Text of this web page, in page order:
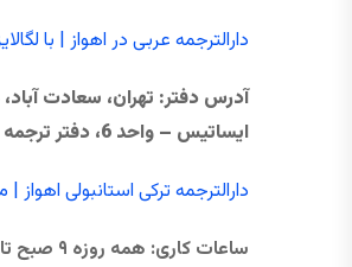
دارالترجمه عربی در اهواز | با
آدرس دفتر
ایساتیس – واحد 6، دفتر ترجمه 1386 (آلپ). كدپستي 1998613858
دارالترجمه ترکی استانبولی اهواز
ساعات کاری: همه ‌روزه ۹ صبح تا